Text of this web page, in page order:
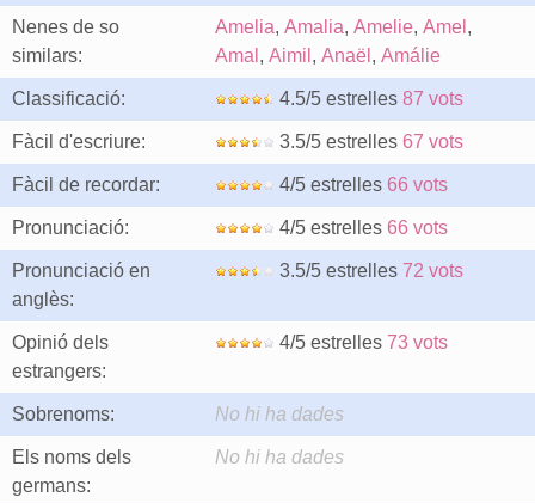
Nenes de so
similars:
Amelia, Amalia, Amelie, Amel ,
Amal , Aimil , Anaël , Amálie
Classificació: 4.5/5 estrelles 87 vots
Fàcil d'escriure: 3.5/5 estrelles 67 vots
Fàcil de recordar: 4/5 estrelles 66 vots
Pronunciació: 4/5 estrelles 66 vots
Pronunciació en
anglès:
3.5/5 estrelles 72 vots
Opinió dels
estrangers:
4/5 estrelles 73 vots
Sobrenoms: No hi ha dades
Els noms dels
germans:
No hi ha dades